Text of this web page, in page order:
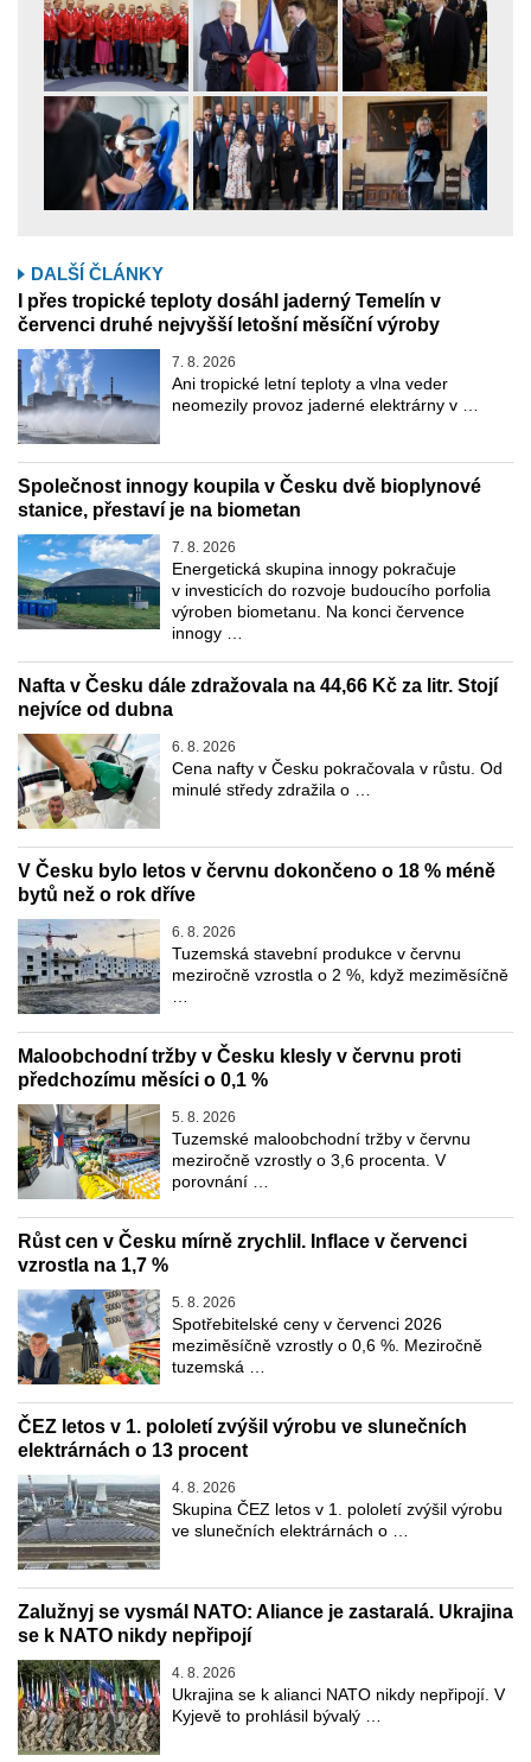
DALŠÍ ČLÁNKY
I přes tropické teploty dosáhl jaderný Temelín v
červenci druhé nejvyšší letošní měsíční výroby
7. 8. 2026
Ani tropické letní teploty a vlna veder
neomezily provoz jaderné elektrárny v …
Společnost innogy koupila v Česku dvě bioplynové
stanice, přestaví je na biometan
7. 8. 2026
Energetická skupina innogy pokračuje
v investicích do rozvoje budoucího porfolia
výroben biometanu. Na konci července
innogy …
Nafta v Česku dále zdražovala na 44,66 Kč za litr. Stojí
nejvíce od dubna
6. 8. 2026
Cena nafty v Česku pokračovala v růstu. Od
minulé středy zdražila o …
V Česku bylo letos v červnu dokončeno o 18 % méně
bytů než o rok dříve
6. 8. 2026
Tuzemská stavební produkce v červnu
meziročně vzrostla o 2 %, když meziměsíčně
Maloobchodní tržby v Česku klesly v červnu proti
předchozímu měsíci o 0,1 %
5. 8. 2026
Tuzemské maloobchodní tržby v červnu
meziročně vzrostly o 3,6 procenta. V
porovnání …
Růst cen v Česku mírně zrychlil. Inflace v červenci
vzrostla na 1,7 %
5. 8. 2026
Spotřebitelské ceny v červenci 2026
meziměsíčně vzrostly o 0,6 %. Meziročně
tuzemská …
ČEZ letos v 1. pololetí zvýšil výrobu ve slunečních
elektrárnách o 13 procent
4. 8. 2026
Skupina ČEZ letos v 1. pololetí zvýšil výrobu
ve slunečních elektrárnách o …
Zalužnyj se vysmál NATO: Aliance je zastaralá. Ukrajina
se k NATO nikdy nepřipojí
4. 8. 2026
Ukrajina se k alianci NATO nikdy nepřipojí. V
Kyjevě to prohlásil bývalý …